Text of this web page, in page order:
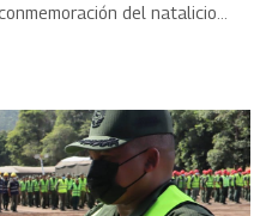
del natalicio…